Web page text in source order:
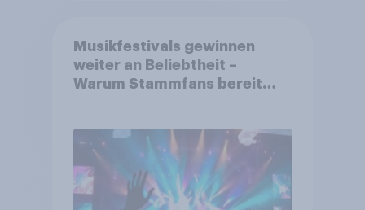
Musikfestivals gewinnen
weiter an Beliebtheit –
Warum Stammfans bereit